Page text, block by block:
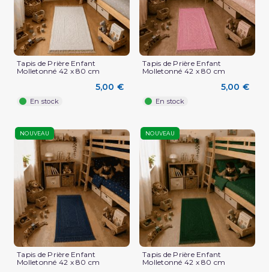
Tapis de Prière Enfant
Molletonné 42 x 80 cm
5,00 €
En stock
Tapis de Prière Enfant
Molletonné 42 x 80 cm
5,00 €
En stock
NOUVEAU
Tapis de Prière Enfant
Molletonné 42 x 80 cm
NOUVEAU
Tapis de Prière Enfant
Molletonné 42 x 80 cm